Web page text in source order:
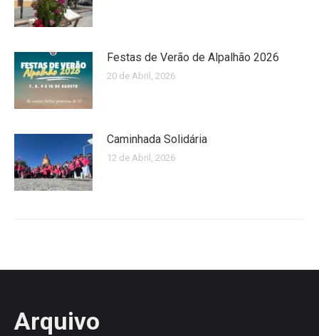
Festas de Verão de Alpalhão 2026
20 de Abril, 2026
Caminhada Solidária
12 de Abril, 2026
Arquivo